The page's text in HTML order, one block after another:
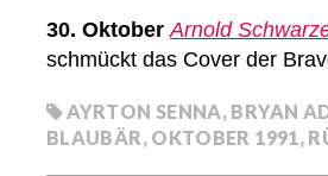
30. Oktober Arnold
schmückt das Cover der
AYRTON SENNA, BRYAN
BLAUBÄR, OKTOBER 1991,